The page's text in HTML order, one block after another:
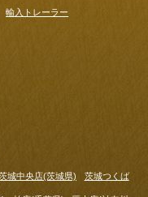
輸入トレーラー
城中央店(茨城県) 茨城つくば